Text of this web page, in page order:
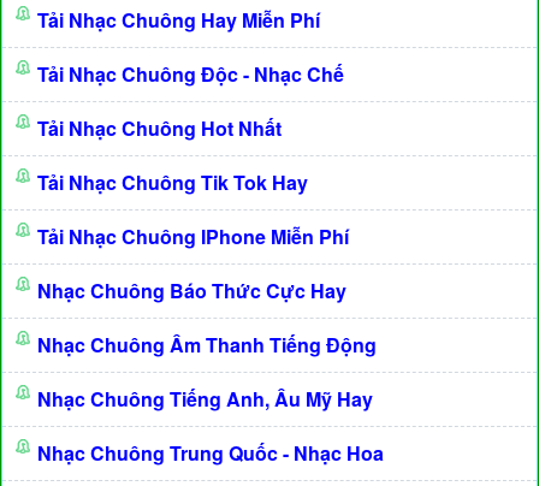
Tải Nhạc Chuông Hay Miễn Phí
Tải Nhạc Chuông Độc - Nhạc Chế
Tải Nhạc Chuông Hot Nhất
Tải Nhạc Chuông Tik Tok Hay
Tải Nhạc Chuông IPhone Miễn Phí
Nhạc Chuông Báo Thức Cực Hay
Nhạc Chuông Âm Thanh Tiếng Động
Nhạc Chuông Tiếng Anh, Âu Mỹ Hay
Nhạc Chuông Trung Quốc - Nhạc Hoa